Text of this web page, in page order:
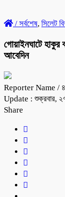
/ সর্বশেষ, সিলেট
গোয়াইনঘাটে হাকুর
আবেদিন
Reporter Name /
Update : শুক্রবার,
Share